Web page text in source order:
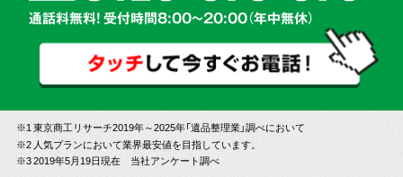
通話料無料! 受付時間8:00～20:00（年中無休）
※1 東京商工リサーチ2019年～2025年「遺品整理業」調べにおいて
※2 人気プランにおいて業界最安値を目指しています。
※3 2019年5月19日現在 当社アンケート調べ